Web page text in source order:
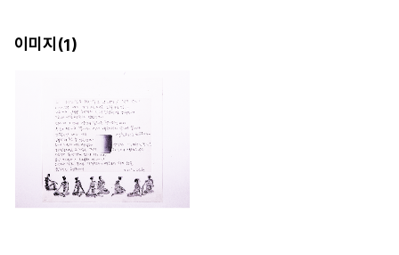
이미지(1)